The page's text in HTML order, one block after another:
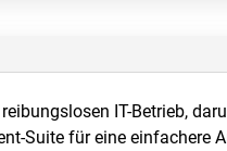
IT-Betrieb,
Suite für eine einfachere